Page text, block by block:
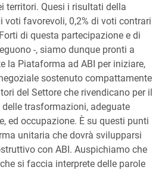
territori. Quesi i risultati della
voti favorevoli, 0,2% di voti contrari
di questa partecipazione e di
-, siamo dunque pronti a
la Piataforma ad ABI per iniziare,
sostenuto compattamente
del Settore che rivendicano per il
delle trasformazioni, adeguate
ed occupazione. È su questi punti
unitaria che dovrà svilupparsi
con ABI. Auspichiamo che
si faccia interprete delle parole